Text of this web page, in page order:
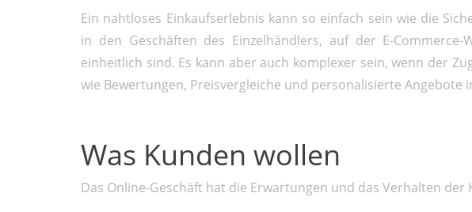
Ein nahtloses Einkaufserlebnis kann so einfach sein wie die
in den Geschäften des Einzelhändlers, auf der E-
einheitlich sind. Es kann aber auch komplexer sein, wenn der
wie Bewertungen, Preisvergleiche und personalisierte Angebote
Was Kunden wollen
Das Online-Geschäft hat die Erwartungen und das Verhalten der